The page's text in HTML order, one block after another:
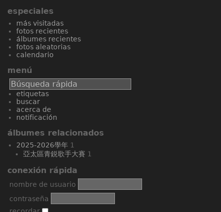
especiales
más visitadas
fotos recientes
álbumes recientes
fotos aleatorias
calendario
menú
etiquetas
buscar
acerca de
notificación
álbumes relacionados
2025-2026學年 1
亞太區青鋭歌手大賽 1
conexión rápida
nombre de usuario
contraseña